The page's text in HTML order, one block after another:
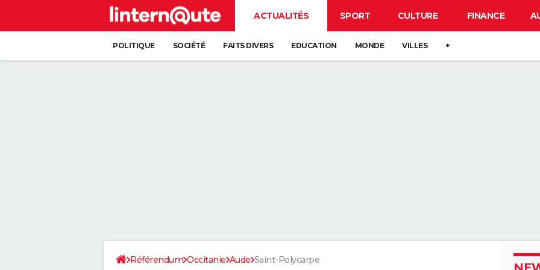
ACTUALITÉS SPORT CULTURE FINANCE
POLITIQUE SOCIÉTÉ FAITS DIVERS EDUCATION MONDE VILLES +
Référendum Occitanie Aude Saint-Polycarpe